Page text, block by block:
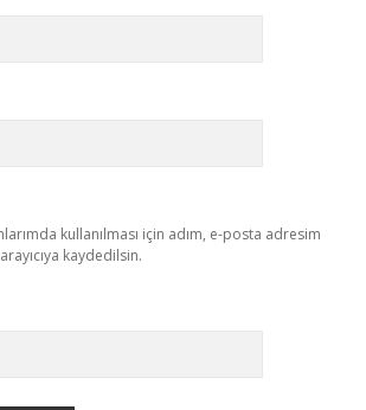
kullanılması için adım, e-posta adresim
kaydedilsin.